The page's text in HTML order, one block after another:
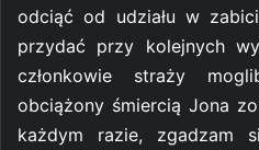
odciąć od udziału w
przydać przy kolejnych
członkowie straży
obciążony śmiercią Jona
każdym razie, zgadzam